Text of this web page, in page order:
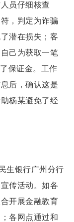
员仔细核查
，判定为诈骗
潜在损失；客
己为获取一笔
保证金。工作
后，确认这是
杨某避免了经
生银行广州分行
传活动。如各
开展金融教育
各网点通过和